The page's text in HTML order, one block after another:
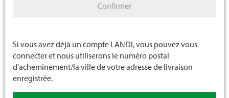
Bacs à plantes extérieur
Roller à plantes
Confirmer
Si vous avez déjà un compte LANDI, vous pouvez vous
connecter et nous utiliserons le numéro postal
d'acheminement/la ville de votre adresse de livraison
enregistrée.